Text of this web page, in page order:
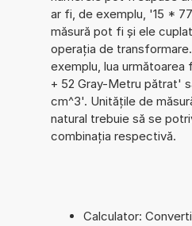
ar fi, de exemplu, '15 *
măsură pot fi și ele
operația de
exemplu, lua
+ 52 Gray-Metru pătrat'
cm^3'. Unitățile de
natural trebuie să se
combinația respectivă.
Calculator: